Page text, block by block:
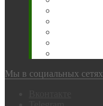
Мы в социальных сетях